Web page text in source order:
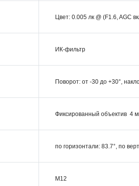
Цвет: 0.005 лк @ (F1.6, AGC
ИК-фильтр
Поворот: от -30 до +30°,
Фиксированный объектив 4
по горизонтали: 83.7°, по
M12